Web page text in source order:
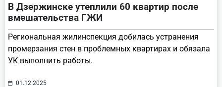
В Дзержинске утеплили 60 квартир после
вмешательства ГЖИ
Региональная жилинспекция добилась устранения
промерзания стен в проблемных квартирах и обязала
УК выполнить работы.
01.12.2025